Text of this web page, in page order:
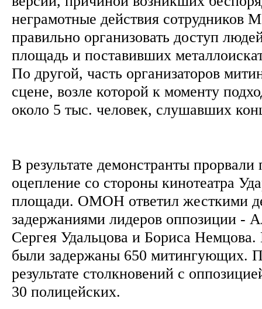
неграмотные действия сотрудников
правильно организовать доступ
площадь и поставивших
По другой, часть организаторов
сцене, возле которой к моменту
около 5 тыс. человек, слушавших
В результате демонстранты прорвали
оцепление со стороны кинотеатра
площади. ОМОН ответил жесткими
задержаниями лидеров оппозиции -
Сергея Удальцова и Бориса
были задержаны 650 митингующих.
результате столкновений с
30 полицейских.